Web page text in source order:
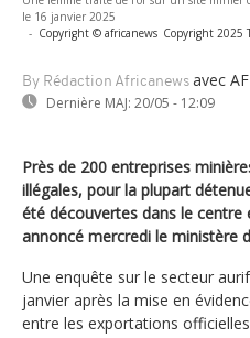
le 16 janvier 2025
- Copyright © africanews Copyright 2025
By Rédaction Africanews avec
Dernière MAJ: 20/05 - 12:09
Près de 200 entreprises
illégales, pour la plupart
été découvertes dans le centre
annoncé mercredi le ministère
Une enquête sur le secteur
janvier après la mise en
entre les exportations